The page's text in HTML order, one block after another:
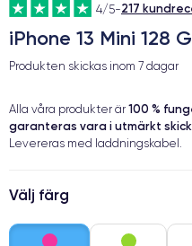
4/5-217
iPhone 13 Mini 128
Produkten skickas inom 7 dagar
Alla våra produkter är 100 %
garanteras vara i utmärkt skick
Levereras med laddningskabel.
Välj färg